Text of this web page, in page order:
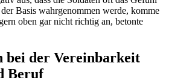
Basis wahrgenommen werde, komme
oben gar nicht richtig an, betonte
bei der Vereinbarkeit
Beruf